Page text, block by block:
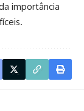
importância